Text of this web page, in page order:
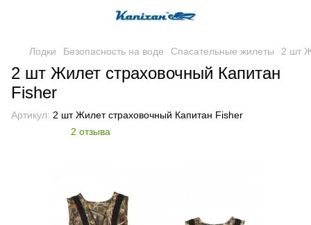
Лодки Безопасность на воде Спасательные жилеты 2 шт
2 шт Жилет страховочный Капитан
Fisher
Артикул: 2 шт Жилет страховочный Капитан Fisher
2 отзыва